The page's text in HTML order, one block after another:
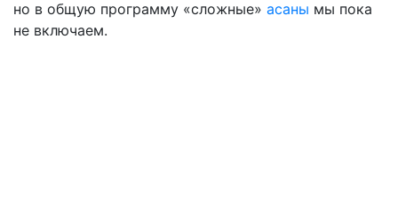
но в общую программу «сложные» асаны мы пока
не включаем.